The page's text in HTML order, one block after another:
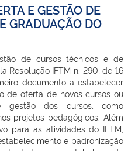
E GESTÃO DE
GRADUAÇÃO DO
de cursos técnicos e de
Resolução IFTM n. 290, de 16
documento a estabelecer
de oferta de novos cursos ou
dos cursos, como
projetos pedagógicos. Além
para as atividades do IFTM,
e padronização